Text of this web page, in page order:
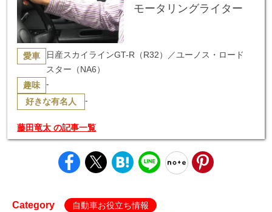
モータリングライター
愛車
日産スカイラインGT-R（R32）／ユーノス・ロード
スター（NA6）
趣味 -
好きな有名人 -
藤田竜太 の記事一覧
Category 自動車お役立ち情報